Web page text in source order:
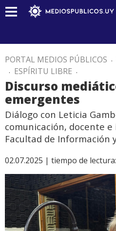
PORTAL MEDIOS PÚBLICOS .
. ESPÍRITU LIBRE .
Discurso
emergentes
Diálogo con Leticia
comunicación, docente
Facultad de Información
02.07.2025 | tiempo de lectura: